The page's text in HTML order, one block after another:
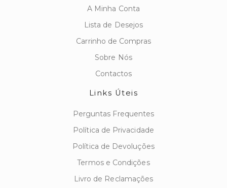
A Minha Conta
Lista de Desejos
Carrinho de Compras
Sobre Nós
Contactos
Links Úteis
Perguntas Frequentes
Política de Privacidade
Política de Devoluções
Termos e Condições
Livro de Reclamações